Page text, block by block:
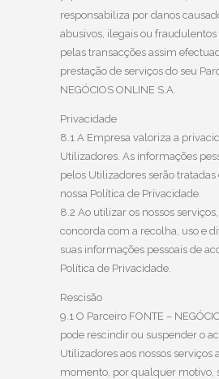
responsabiliza por danos
abusivos, ilegais ou fraudulentos
pelas transacções assim
prestação de serviços do seu
NEGÓCIOS ONLINE S.A.
Privacidade
8.1 A Empresa valoriza a
Utilizadores. As informações
pelos Utilizadores serão
nossa Política de Privacidade.
8.2 Ao utilizar os nossos
concorda com a recolha, uso e
suas informações pessoais de
Política de Privacidade.
Rescisão
9.1 O Parceiro FONTE –
pode rescindir ou suspender o
Utilizadores aos nossos serviços
momento, por qualquer motivo,